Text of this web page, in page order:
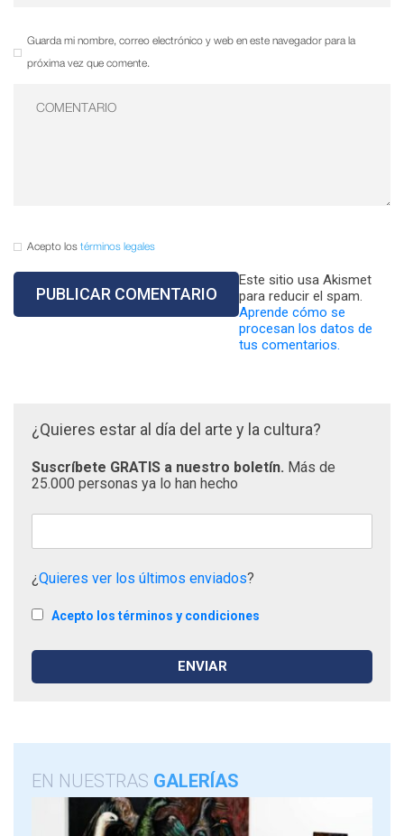
Guarda mi nombre, correo electrónico y web en este navegador para la
próxima vez que comente.
Acepto los términos legales
Este sitio usa Akismet
para reducir el spam.
Aprende cómo se
procesan los datos de
tus comentarios.
¿Quieres estar al día del arte y la cultura?
Suscríbete GRATIS a nuestro boletín. Más de
25.000 personas ya lo han hecho
¿Quieres ver los últimos enviados?
Acepto los términos y condiciones
EN NUESTRAS GALERÍAS